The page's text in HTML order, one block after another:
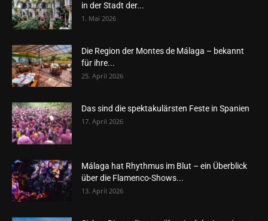
in der Stadt der...
1. Mai 2026
Die Region der Montes de Málaga – bekannt
für ihre...
25. April 2026
Das sind die spektakulärsten Feste in Spanien
17. April 2026
Málaga hat Rhythmus im Blut – ein Überblick
über die Flamenco-Shows...
13. April 2026